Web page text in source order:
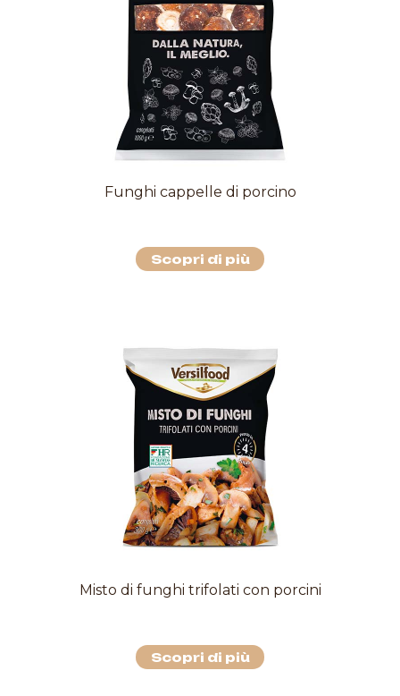
Funghi cappelle di porcino
Scopri di più
Misto di funghi trifolati con porcini
Scopri di più